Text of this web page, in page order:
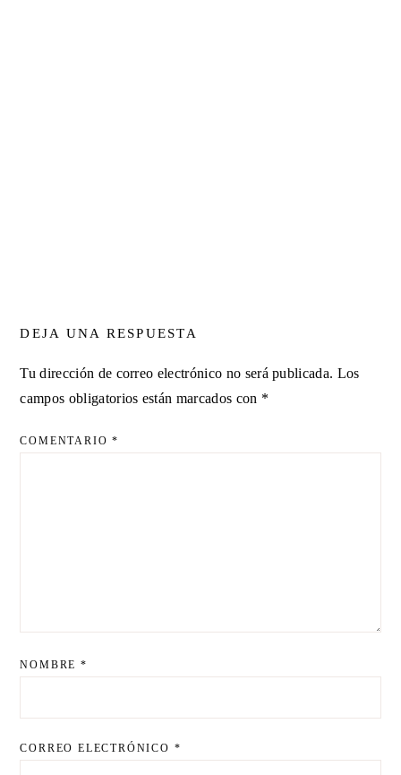
DEJA UNA RESPUESTA
Tu dirección de correo electrónico no será publicada. Los
campos obligatorios están marcados con *
COMENTARIO*
NOMBRE*
CORREO ELECTRÓNICO *